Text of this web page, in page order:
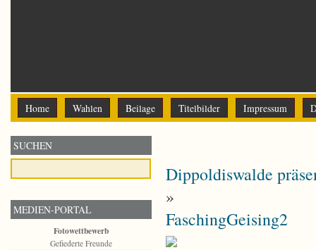
Home Wahlen Beilage Titelbilder Impressum
Dippoldiswalde
»
FaschingGeising2
SUCHEN
MEDIEN-PORTAL
Fotowettbewerb
Gefiederte Freunde